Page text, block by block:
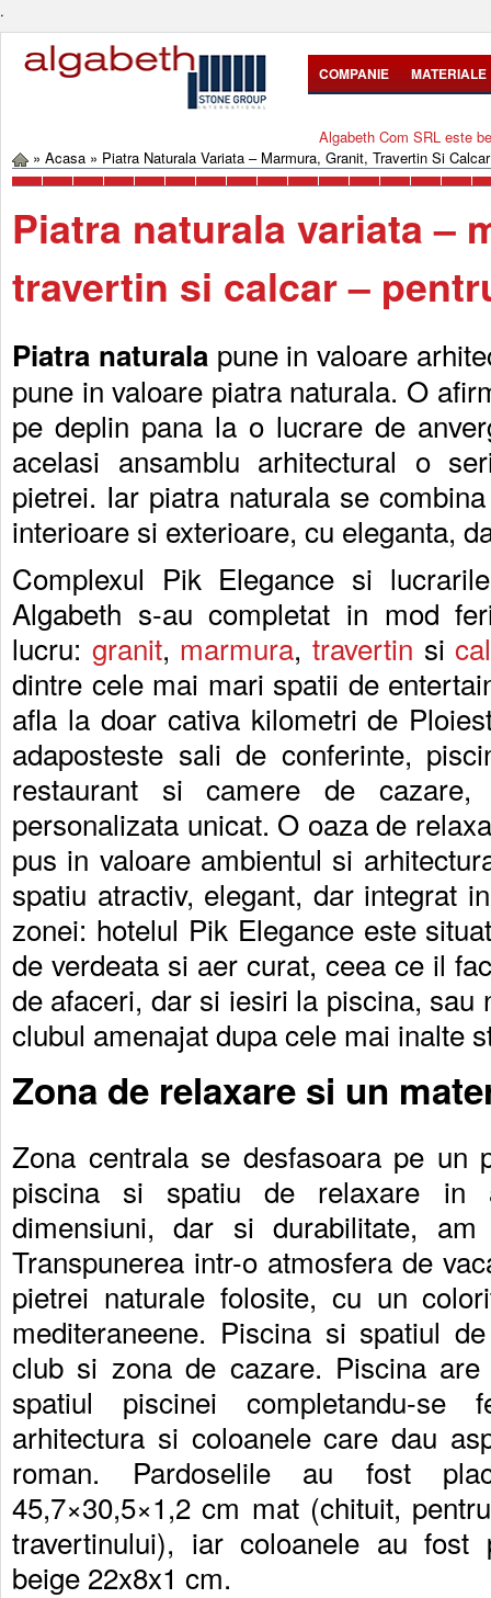
.
COMPANIE MATERIALE
Algabeth Com SRL este
» Acasa » Piatra Naturala Variata – Marmura, Granit, Travertin Si
Piatra naturala variata –
travertin si calcar –
Piatra naturala pune in valoare
pune in valoare piatra naturala. O
pe deplin pana la o lucrare de
acelasi ansamblu arhitectural o
pietrei. Iar piatra naturala se
interioare si exterioare, cu eleganta,
Complexul Pik Elegance si
Algabeth s-au completat in mod
lucru: granit, marmura, travertin si
dintre cele mai mari spatii de
afla la doar cativa kilometri de
adaposteste sali de conferinte,
restaurant si camere de
personalizata unicat. O oaza de
pus in valoare ambientul si
spatiu atractiv, elegant, dar integrat
zonei: hotelul Pik Elegance este
de verdeata si aer curat, ceea ce il
de afaceri, dar si iesiri la piscina, sau
clubul amenajat dupa cele mai inalte
Zona de relaxare si un
Zona centrala se desfasoara pe un
piscina si spatiu de relaxare in
dimensiuni, dar si durabilitate,
Transpunerea intr-o atmosfera de
pietrei naturale folosite, cu un
mediteraneene. Piscina si spatiul
club si zona de cazare. Piscina
spatiul piscinei completandu-
arhitectura si coloanele care dau
roman. Pardoselile au fost
45,7×30,5×1,2 cm mat (chituit,
travertinului), iar coloanele au fost
beige 22x8x1 cm.